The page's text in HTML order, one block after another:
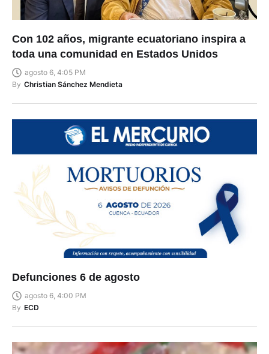
Con 102 años, migrante ecuatoriano inspira a
toda una comunidad en Estados Unidos
agosto 6, 4:05 PM
By Christian Sánchez Mendieta
Defunciones 6 de agosto
agosto 6, 4:00 PM
By ECD